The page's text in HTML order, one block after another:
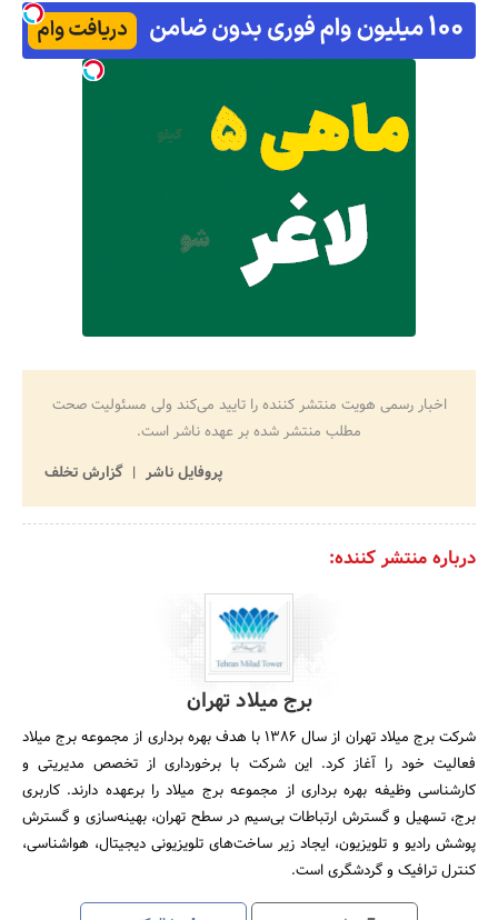
اخبار رسمی هویت منتشر کننده را تایید می‌کند ولی مسئولیت صحت
مطلب منتشر شده بر عهده ناشر است.
پروفایل ناشر
گزارش تخلف
درباره منتشر کننده:
برج میلاد تهران
شرکت برج میلاد تهران از سال 1386 با هدف بهره برداری از مجموعه برج میلاد
فعالیت خود را آغاز کرد. این شرکت با برخورداری از تخصص مدیریتی و
کارشناسی وظیفه بهره برداری از مجموعه برج میلاد را برعهده دارند. کاربری
برج، تسهیل و گسترش ارتباطات بی‌سیم در سطح تهران، بهینه‌سازی و گسترش
پوشش رادیو و تلویزیون، ایجاد زیر ساخت‌های تلویزیونی دیجیتال، هواشناسی،
کنترل ترافیک و گردشگری است.